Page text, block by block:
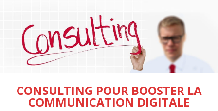
CONSULTING POUR BOOSTER LA
COMMUNICATION DIGITALE